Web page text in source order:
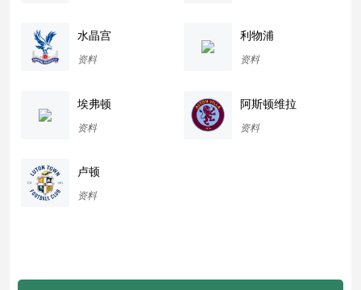
水晶宫
资料
利物浦
资料
埃弗顿
资料
阿斯顿维拉
资料
卢顿
资料